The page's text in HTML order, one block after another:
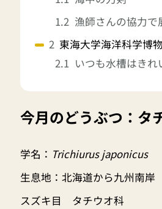
漁師さんの協力で
東海大学海洋科学博
いつも水槽はきれ
今月のどうぶつ：タ
学名： Trichiurus japonicus
生息地：北海道から九州南岸
スズキ目 タチウオ科